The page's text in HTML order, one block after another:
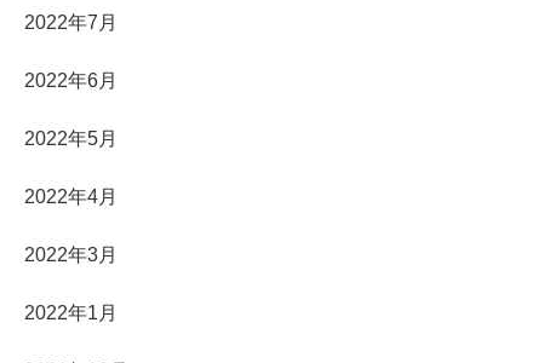
2022年7月
2022年6月
2022年5月
2022年4月
2022年3月
2022年1月